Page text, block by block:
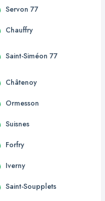
Servon 77
Chauffry
Saint-Siméon 77
Châtenoy
Ormesson
Suisnes
Forfry
Iverny
Saint-Soupplets